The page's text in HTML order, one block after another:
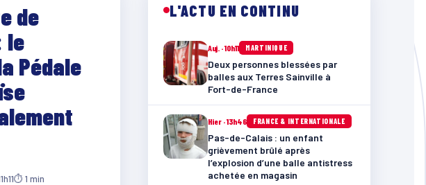
de
le
Pédale
⏱ 1 min
L'ACTU EN CONTINU
Auj. · 10h11 MARTINIQUE
Deux personnes blessées par
balles aux Terres Sainville à
Fort-de-France
Hier · 13h46 FRANCE & INTERNATIONALE
Pas-de-Calais : un enfant
grièvement brûlé après
l’explosion d’une balle antistress
achetée en magasin